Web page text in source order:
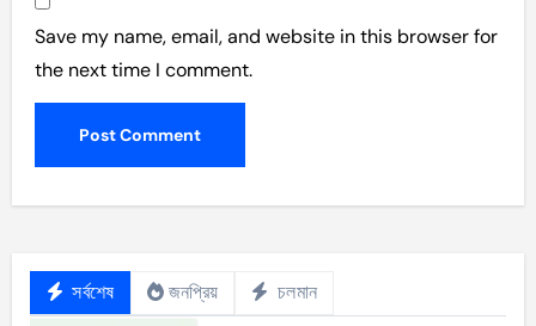
Save my name, email, and website in this browser for
the next time I comment.
সর্বশেষ জনপ্রিয় চলমান